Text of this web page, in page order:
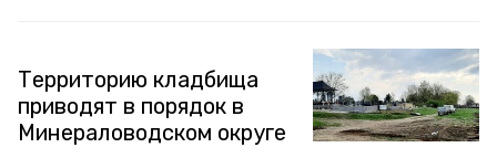
Территорию кладбища
приводят в порядок в
Минераловодском округе